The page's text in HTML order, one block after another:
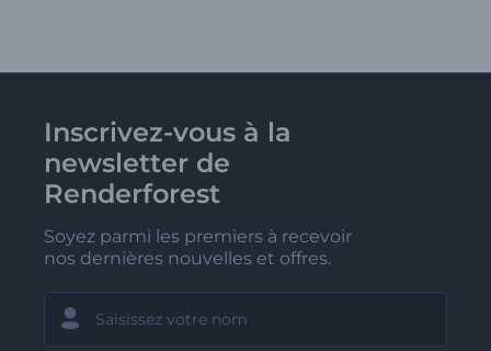
Inscrivez-vous à la
newsletter de
Renderforest
Soyez parmi les premiers à recevoir
nos dernières nouvelles et offres.